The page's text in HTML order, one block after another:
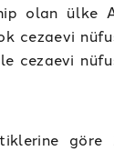
olan ülke
cezaevi
cezaevi